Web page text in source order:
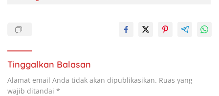
Tinggalkan Balasan
Alamat email Anda tidak akan dipublikasikan. Ruas yang
wajib ditandai *